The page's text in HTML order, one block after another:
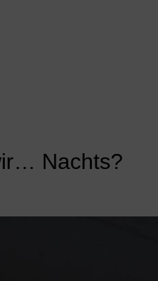
Nachts?